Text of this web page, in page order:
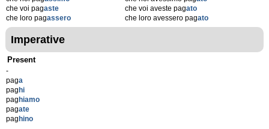
che voi pagaste
che loro pagassero
che voi aveste pagato
che loro avessero pagato
Imperative
Present
-
paga
pag hi
pag hiamo
pagate
pag hino